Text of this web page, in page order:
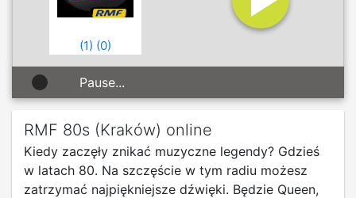
(1) (0)
Pause...
RMF 80s (Kraków) online
Kiedy zaczęły znikać muzyczne legendy? Gdzieś
w latach 80. Na szczęście w tym radiu możesz
zatrzymać najpiękniejsze dźwięki. Będzie Queen,